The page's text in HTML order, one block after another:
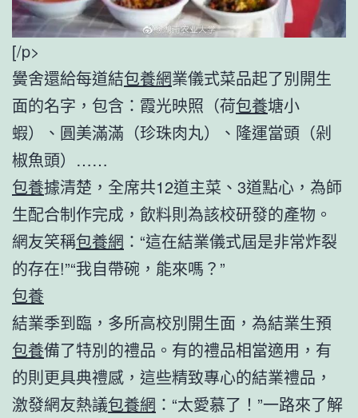
[/p>
黌舍還給每道結包養網業儀式菜品起了別開生
面的名字，包含：霞光映照（荷包養塘小
蝦）、圓美滿滿（珍珠肉丸）、隆運當頭（剁
椒魚頭）……
包養據清楚，全席共12道主菜、3道點心，為師
生配合制作完成，飲料則為該校研發的產物。
網友笑稱包養網 ：“這在結業儀式屆是非常炸裂
的存在!”“我自帶碗，能來嗎？”
包養
結業季到臨，多所高校別開生面，為結業生預
包養備了特別的禮品。有的禮品相當適用，有
的則更具典禮感，這些精致專心的結業禮品，
激發網友熱議包養網 ：“太愛慕了！”一路來了解